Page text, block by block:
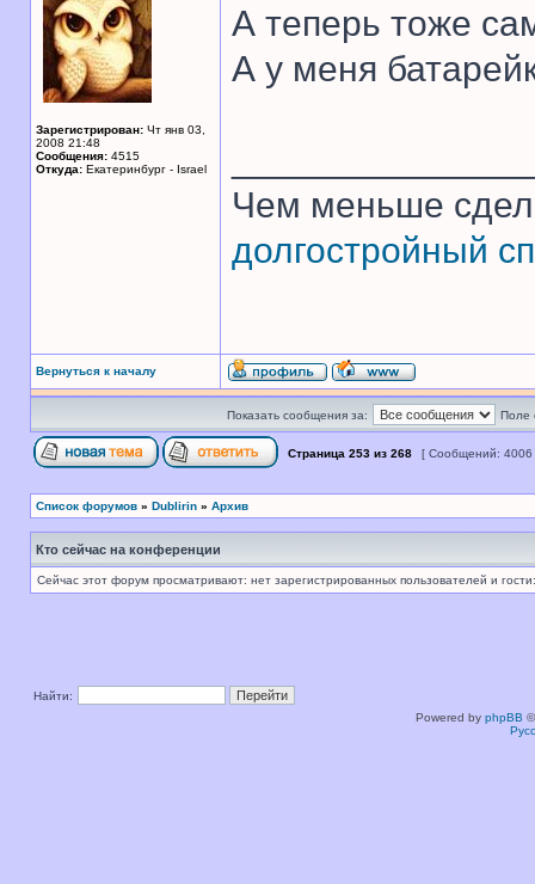
Зарегистрирован: Чт янв 03,
2008 21:48
Сообщения: 4515
Откуда: Екатеринбург - Israel
А теперь тоже
А у меня
Чем меньше
долгостройный
Вернуться к началу
Показать сообщения за: Поле
Страница 253 из 268 [ Сообщений:
Список форумов » Dublirin » Архив
Кто сейчас на конференции
Сейчас этот форум просматривают: нет зарегистрированных пользователей и
Найти:
Powered by phpBB